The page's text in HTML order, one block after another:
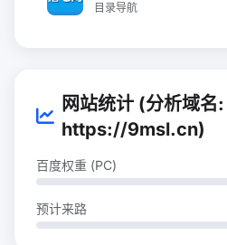
目录导航
网站统计 (分析域名:
https://9msl.cn)
百度权重 (PC)
预计来路